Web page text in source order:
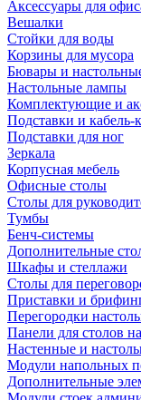
Аксессуары для
Вешалки
Стойки для воды
Корзины для мусора
Бювары и
Настольные лампы
Комплектующие и
Подставки и
Подставки для ног
Зеркала
Корпусная мебель
Офисные столы
Столы для
Тумбы
Бенч-системы
Дополнительные
Шкафы и стеллажи
Столы для
Приставки и
Перегородки
Панели для столов
Настенные и
Модули напольных
Дополнительные